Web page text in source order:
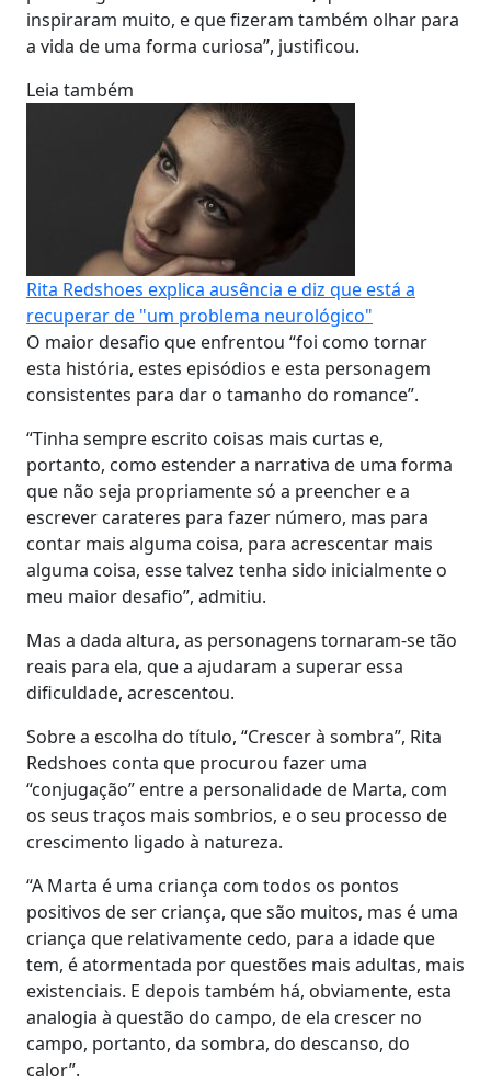
inspiraram muito, e que fizeram também olhar para
a vida de uma forma curiosa”, justificou.
Leia também
Rita Redshoes explica ausência e diz que está a
recuperar de "um problema neurológico"
O maior desafio que enfrentou “foi como tornar
esta história, estes episódios e esta personagem
consistentes para dar o tamanho do romance”.
“Tinha sempre escrito coisas mais curtas e,
portanto, como estender a narrativa de uma forma
que não seja propriamente só a preencher e a
escrever carateres para fazer número, mas para
contar mais alguma coisa, para acrescentar mais
alguma coisa, esse talvez tenha sido inicialmente o
meu maior desafio”, admitiu.
Mas a dada altura, as personagens tornaram-se tão
reais para ela, que a ajudaram a superar essa
dificuldade, acrescentou.
Sobre a escolha do título, “Crescer à sombra”, Rita
Redshoes conta que procurou fazer uma
“conjugação” entre a personalidade de Marta, com
os seus traços mais sombrios, e o seu processo de
crescimento ligado à natureza.
“A Marta é uma criança com todos os pontos
positivos de ser criança, que são muitos, mas é uma
criança que relativamente cedo, para a idade que
tem, é atormentada por questões mais adultas, mais
existenciais. E depois também há, obviamente, esta
analogia à questão do campo, de ela crescer no
campo, portanto, da sombra, do descanso, do
calor”.